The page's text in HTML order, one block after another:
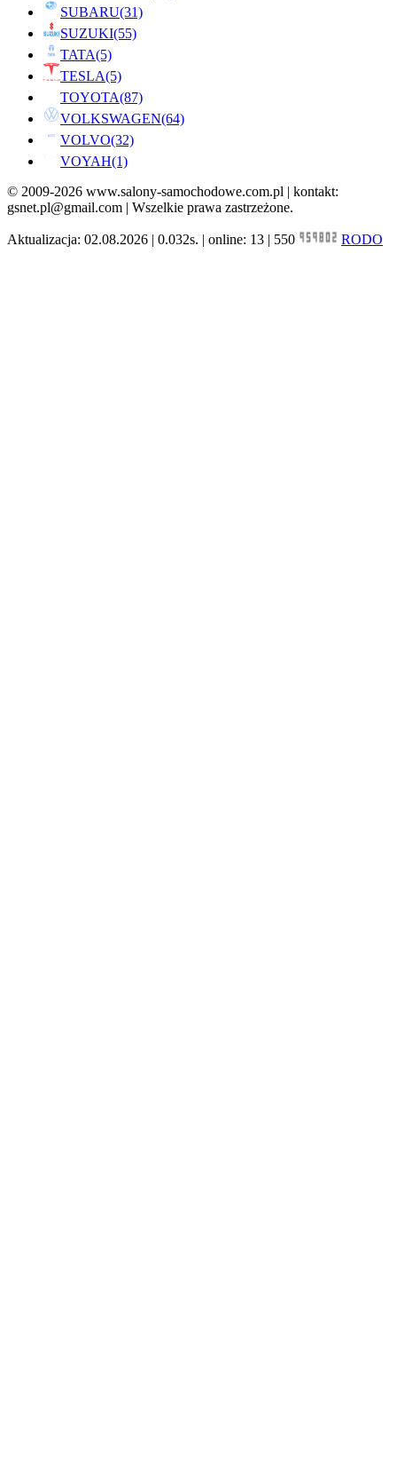
SUBARU(31)
SUZUKI(55)
TATA(5)
TESLA(5)
TOYOTA(87)
VOLKSWAGEN(64)
VOLVO(32)
VOYAH(1)
© 2009-2026 www.salony-samochodowe.com.pl | kontakt:
gsnet.pl@gmail.com | Wszelkie prawa zastrzeżone.
Aktualizacja: 02.08.2026 | 0.032s. | online: 13 | 550 RODO